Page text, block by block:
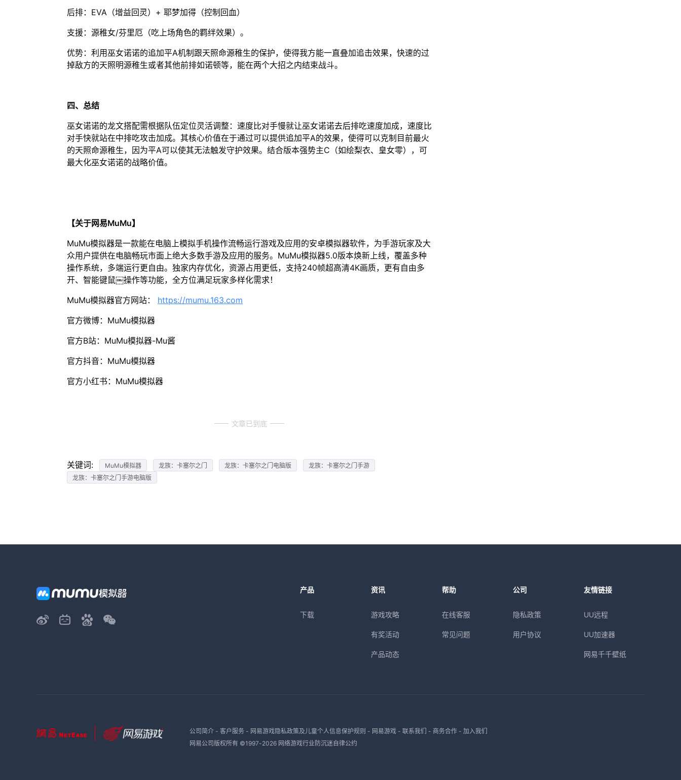
后排：EVA（增益回灵）+ 耶梦加得（控制回血）
支援：源稚女/芬里厄（吃上场角色的羁绊效果）。
优势：利用巫女诺诺的追加平A机制跟天照命源稚生的保护，使得我方能一直叠加追击效果，快速的过
掉敌方的天照明源稚生或者其他前排如诺顿等，能在两个大招之内结束战斗。
四、总结
巫女诺诺的龙文搭配需根据队伍定位灵活调整：速度比对手慢就让巫女诺诺去后排吃速度加成，速度比
对手快就站在中排吃攻击加成。其核心价值在于通过可以提供追加平A的效果，使得可以克制目前最火
的天照命源稚生，因为平A可以使其无法触发守护效果。结合版本强势主C（如绘梨衣、皇女零），可
最大化巫女诺诺的战略价值。
【关于网易MuMu】
MuMu模拟器是一款能在电脑上模拟手机操作流畅运行游戏及应用的安卓模拟器软件，为手游玩家及大
众用户提供在电脑畅玩市面上绝大多数手游及应用的服务。MuMu模拟器5.0版本焕新上线，覆盖多种
操作系统，多端运行更自由。独家内存优化，资源占用更低，支持240帧超高清4K画质，更有自由多
开、智能键鼠￼操作等功能，全方位满足玩家多样化需求！
MuMu模拟器官方网站： https://mumu.163.com
官方微博：MuMu模拟器
官方B站：MuMu模拟器-Mu酱
官方抖音：MuMu模拟器
官方小红书：MuMu模拟器
文章已到底
关键词: MuMu模拟器 龙族：卡塞尔之门 龙族：卡塞尔之门电脑版
龙族：卡塞尔之门手游
龙族：卡塞尔之门手游电脑版
产品
下载
资讯
游戏攻略
有奖活动
产品动态
帮助
在线客服
常见问题
公司
隐私政策
用户协议
友情链接
UU远程
UU加速器
网易千千壁纸
公司简介- 客户服务- 网易游戏隐私政策及儿童个人信息保护规则 - 网易游戏- 联系我们 - 商务合作- 加入我们
网易公司版权所有 ©1997-2026 网络游戏行业防沉迷自律公约